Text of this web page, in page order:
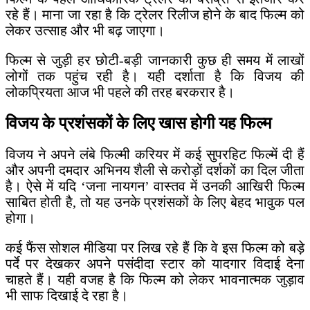
रहे हैं। माना जा रहा है कि ट्रेलर रिलीज होने के बाद फिल्म को
लेकर उत्साह और भी बढ़ जाएगा।
फिल्म से जुड़ी हर छोटी-बड़ी जानकारी कुछ ही समय में लाखों
लोगों तक पहुंच रही है। यही दर्शाता है कि विजय की
लोकप्रियता आज भी पहले की तरह बरकरार है।
विजय के प्रशंसकों के लिए खास होगी यह फिल्म
विजय ने अपने लंबे फिल्मी करियर में कई सुपरहिट फिल्में दी हैं
और अपनी दमदार अभिनय शैली से करोड़ों दर्शकों का दिल जीता
है। ऐसे में यदि ‘जना नायगन’ वास्तव में उनकी आखिरी फिल्म
साबित होती है, तो यह उनके प्रशंसकों के लिए बेहद भावुक पल
होगा।
कई फैंस सोशल मीडिया पर लिख रहे हैं कि वे इस फिल्म को बड़े
पर्दे पर देखकर अपने पसंदीदा स्टार को यादगार विदाई देना
चाहते हैं। यही वजह है कि फिल्म को लेकर भावनात्मक जुड़ाव
भी साफ दिखाई दे रहा है।